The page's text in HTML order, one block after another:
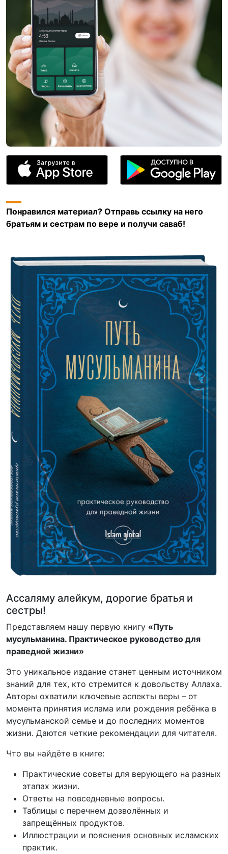
Понравился материал? Отправь ссылку на него
братьям и сестрам по вере и получи саваб!
Ассаляму алейкум, дорогие братья и
сестры!
Представляем нашу первую книгу «Путь
мусульманина. Практическое руководство для
праведной жизни»
Это уникальное издание станет ценным источником
знаний для тех, кто стремится к довольству Аллаха.
Авторы охватили ключевые аспекты веры – от
момента принятия ислама или рождения ребёнка в
мусульманской семье и до последних моментов
жизни. Даются четкие рекомендации для читателя.
Что вы найдёте в книге:
Практические советы для верующего на разных
этапах жизни.
Ответы на повседневные вопросы.
Таблицы с перечнем дозволённых и
запрещённых продуктов.
Иллюстрации и пояснения основных исламских
практик.